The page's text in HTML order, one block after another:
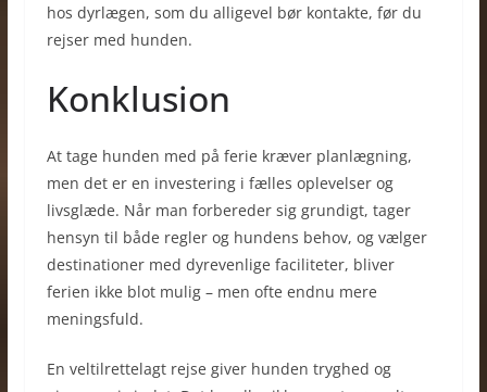
hos dyrlægen, som du alligevel bør kontakte, før du
rejser med hunden.
Konklusion
At tage hunden med på ferie kræver planlægning,
men det er en investering i fælles oplevelser og
livsglæde. Når man forbereder sig grundigt, tager
hensyn til både regler og hundens behov, og vælger
destinationer med dyrevenlige faciliteter, bliver
ferien ikke blot mulig – men ofte endnu mere
meningsfuld.
En veltilrettelagt rejse giver hunden tryghed og